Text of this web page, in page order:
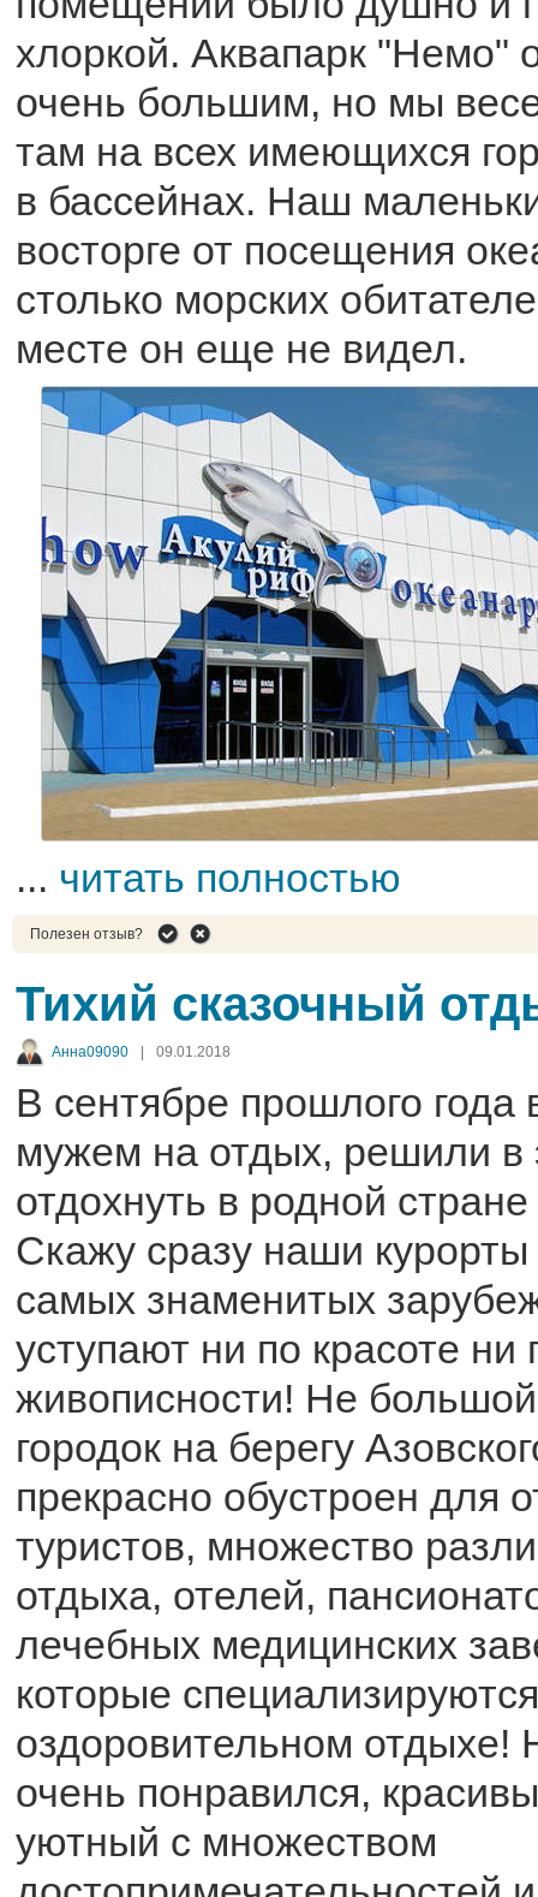
хлоркой. Аквапарк "Немо"
очень большим, но мы
там на всех имеющихся
в бассейнах. Наш
восторге от посещения
столько морских
месте он еще не видел.
... читать полностью
Полезен отзыв?
Тихий сказочный
Анна09090 | 09.01.2018
В сентябре прошлого года
мужем на отдых, решили в
отдохнуть в родной
Скажу сразу наши
самых знаменитых
уступают ни по красоте ни
живописности! Не
городок на берегу
прекрасно обустроен для
туристов, множество
отдыха, отелей,
лечебных медицинских
которые
оздоровительном отдыхе!
очень понравился,
уютный с множеством